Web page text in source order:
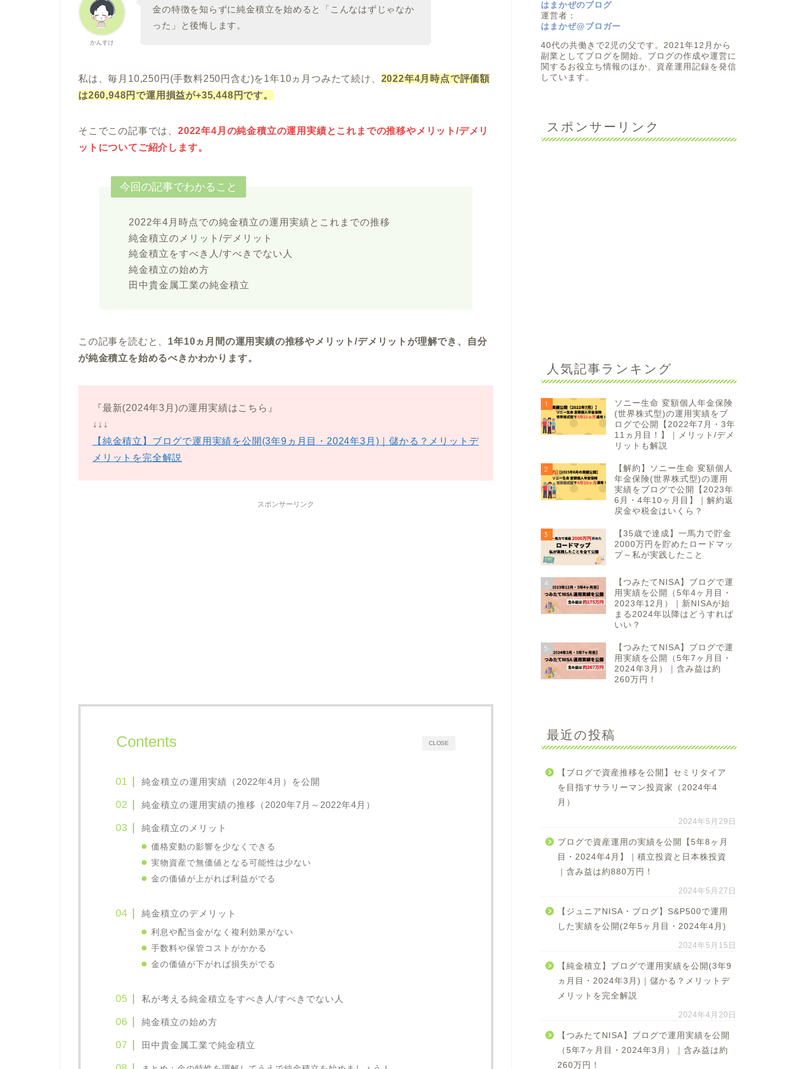
かんすけ
金の特徴を知らずに純金積立を始めると「こんなはずじゃなか
った」と後悔します。
私は、毎月10,250円(手数料250円含む)を1年10ヵ月つみたて続け、 2022年4月時点で評価額
は260,948円で運用損益が+35,448円です。
そこでこの記事では、 2022年4月の純金積立の運用実績とこれまでの推移やメリット/デメリ
ットについてご紹介します。
今回の記事でわかること
2022年4月時点での純金積立の運用実績とこれまでの推移
純金積立のメリット/デメリット
純金積立をすべき人/すべきでない人
純金積立の始め方
田中貴金属工業の純金積立
この記事を読むと、 1年10ヵ月間の運用実績の推移やメリット/デメリットが理解でき、自分
が純金積立を始めるべきかわかります。
『最新(2024年3月)の運用実績はこちら』
↓↓↓
【純金積立】ブログで運用実績を公開(3年9ヵ月目・2024年3月)｜儲かる？メリットデ
メリットを完全解説
スポンサーリンク
CLOSE
Contents
純金積立の運用実績（2022年4月）を公開
純金積立の運用実績の推移（2020年7月～2022年4月）
純金積立のメリット
価格変動の影響を少なくできる
実物資産で無価値となる可能性は少ない
金の価値が上がれば利益がでる
純金積立のデメリット
利息や配当金がなく複利効果がない
手数料や保管コストがかかる
金の価値が下がれば損失がでる
私が考える純金積立をすべき人/すべきでない人
純金積立の始め方
田中貴金属工業で純金積立
はまかぜのブログ
運営者：
はまかぜ@ブロガー
40代の共働きで2児の父です。2021年12月から
副業としてブログを開始。ブログの作成や運営に
関するお役立ち情報のほか、資産運用記録を発信
しています。
スポンサーリンク
人気記事ランキング
1
ソニー生命 変額個人年金保険
(世界株式型)の運用実績をブ
ログで公開【2022年7月・3年
11ヵ月目！】｜メリット/デメ
リットも解説
2
【解約】ソニー生命 変額個人
年金保険(世界株式型)の運用
実績をブログで公開【2023年
6月・4年10ヶ月目】｜解約返
戻金や税金はいくら？
3
【35歳で達成】一馬力で貯金
2000万円を貯めたロードマッ
プ～私が実践したこと
4
【つみたてNISA】ブログで運
用実績を公開（5年4ヶ月目・
2023年12月）｜新NISAが始
まる2024年以降はどうすれば
いい？
5
【つみたてNISA】ブログで運
用実績を公開（5年7ヶ月目・
2024年3月）｜含み益は約
260万円！
最近の投稿
【ブログで資産推移を公開】セミリタイア
を目指すサラリーマン投資家（2024年4
月）
2024年5月29日
ブログで資産運用の実績を公開【5年8ヶ月
目・2024年4月】｜積立投資と日本株投資
｜含み益は約880万円！
2024年5月27日
【ジュニアNISA・ブログ】S&P500で運用
した実績を公開(2年5ヶ月目・2024年4月)
2024年5月15日
【純金積立】ブログで運用実績を公開(3年9
ヵ月目・2024年3月)｜儲かる？メリットデ
メリットを完全解説
2024年4月20日
【つみたてNISA】ブログで運用実績を公開
（5年7ヶ月目・2024年3月）｜含み益は約
260万円！